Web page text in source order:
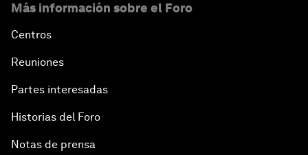
Más información sobre el Foro
Centros
Reuniones
Partes interesadas
Historias del Foro
Notas de prensa